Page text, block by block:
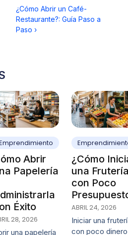
¿Cómo Abrir un Café-
Restaurante?: Guía Paso a
Paso ›
Abrir
Papelería
Éxito
28, 2026
una papelería
¿Cómo
una
con Poco
ABRIL 24, 2026
Iniciar una
con poco dinero